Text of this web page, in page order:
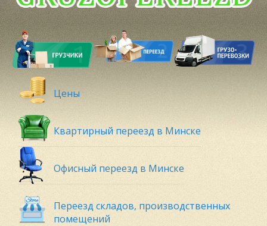
Цены
Квартирный переезд в Минске
Офисный переезд в Минске
Переезд складов, производственных
помещений